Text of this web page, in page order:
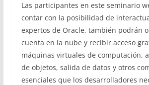
Las participantes en este seminario
contar con la posibilidad de
expertos de Oracle, también podrán
cuenta en la nube y recibir acceso
máquinas virtuales de computación,
de objetos, salida de datos y otros
esenciales que los desarrolladores